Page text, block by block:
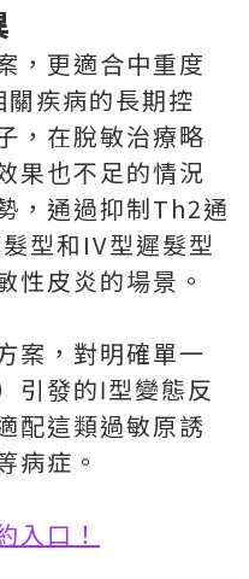
，更適合中重度
疾病的長期控
，在脫敏治療略
果也不足的情況
，通過抑制Th2通
型和IV型遲髮型
性皮炎的場景。
案，對明確單一
引發的Ⅰ型變態反
配這類過敏原誘
病症。
入口！